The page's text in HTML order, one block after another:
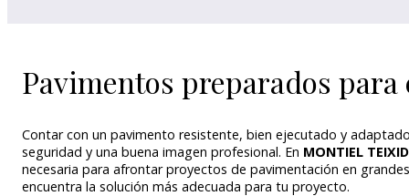
Pavimentos preparados
Contar con un pavimento resistente, bien ejecutado y
seguridad y una buena imagen profesional. En MONTIEL
necesaria para afrontar proyectos de pavimentación en
encuentra la solución más adecuada para tu proyecto.